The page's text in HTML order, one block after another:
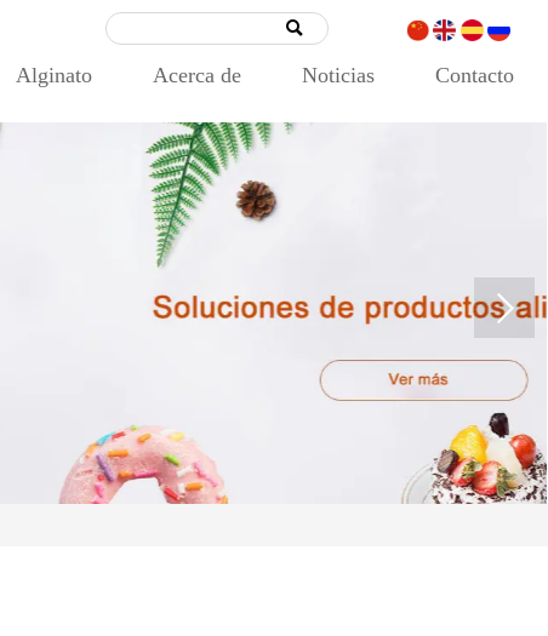

Alginato Acerca de Noticias Contacto